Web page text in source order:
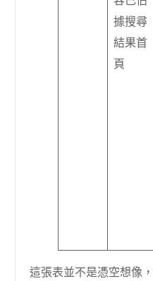
據搜尋
結果首
頁
這張表並不是憑空想像